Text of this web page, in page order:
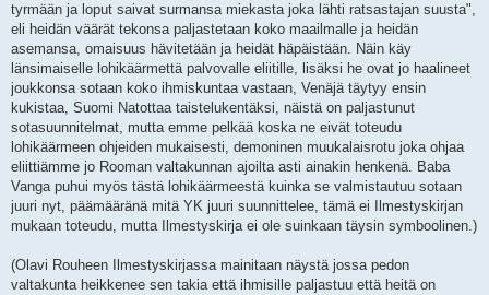
tyrmään ja loput saivat surmansa miekasta joka lähti ratsastajan suusta",
eli heidän väärät tekonsa paljastetaan koko maailmalle ja heidän
asemansa, omaisuus hävitetään ja heidät häpäistään. Näin käy
länsimaiselle lohikäärmettä palvovalle eliitille, lisäksi he ovat jo haalineet
joukkonsa sotaan koko ihmiskuntaa vastaan, Venäjä täytyy ensin
kukistaa, Suomi Natottaa taistelukentäksi, näistä on paljastunut
sotasuunnitelmat, mutta emme pelkää koska ne eivät toteudu
lohikäärmeen ohjeiden mukaisesti, demoninen muukalaisrotu joka ohjaa
eliittiämme jo Rooman valtakunnan ajoilta asti ainakin henkenä. Baba
Vanga puhui myös tästä lohikäärmeestä kuinka se valmistautuu sotaan
juuri nyt, päämääränä mitä YK juuri suunnittelee, tämä ei Ilmestyskirjan
mukaan toteudu, mutta Ilmestyskirja ei ole suinkaan täysin symboolinen.)
(Olavi Rouheen Ilmestyskirjassa mainitaan näystä jossa pedon
valtakunta heikkenee sen takia että ihmisille paljastuu että heitä on